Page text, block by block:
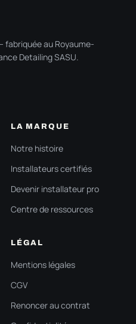
au Royaume-
Detailing SASU.
LA MARQUE
Notre histoire
Installateurs certifiés
Devenir installateur pro
Centre de ressources
LÉGAL
Mentions légales
CGV
Renoncer au contrat